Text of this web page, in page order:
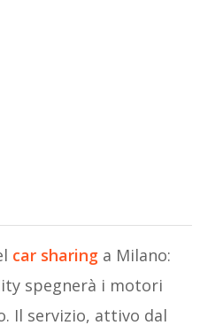
car sharing a Milano:
spegnerà i motori
Il servizio, attivo dal